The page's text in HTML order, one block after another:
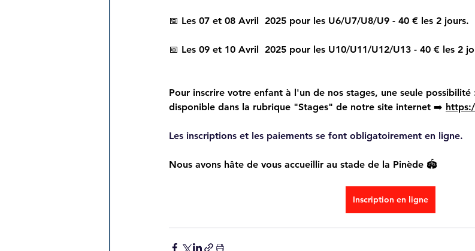
📅 Les 07 et 08 Avril  2025 pour les U6/U7/U8/U9 - 40 € les 2 jours.
📅 Les 09 et 10 Avril  2025 pour les U10/U11/U12/U13 - 40 € les 2
Pour inscrire votre enfant à l'un de nos stages, une seule
disponible dans la rubrique "Stages" de notre site internet ➡️
Les inscriptions et les paiements se font obligatoirement en ligne.
Nous avons hâte de vous accueillir au stade de la Pinède 🏟
Inscription en ligne